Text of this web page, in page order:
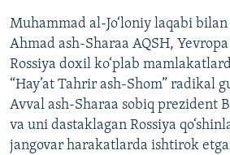
Muhammad al-Jo‘loniy laqabi
Ahmad ash-Sharaa AQSH,
Rossiya doxil ko‘plab
“Hay’at Tahrir ash-Shom” radikal
Avval ash-Sharaa sobiq prezident
va uni dastaklagan Rossiya
jangovar harakatlarda ishtirok